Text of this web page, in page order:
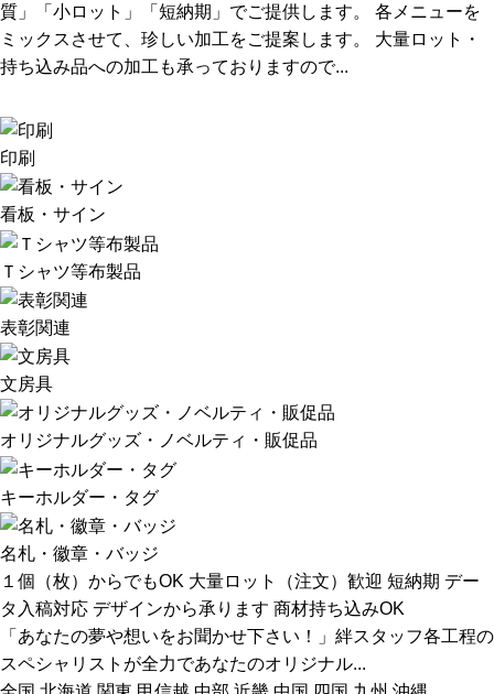
質」「小ロット」「短納期」でご提供します。 各メニューを
ミックスさせて、珍しい加工をご提案します。 大量ロット・
持ち込み品への加工も承っておりますので...
印刷
看板・サイン
Ｔシャツ等布製品
表彰関連
文房具
オリジナルグッズ・ノベルティ・販促品
キーホルダー・タグ
名札・徽章・バッジ
１個（枚）からでもOK 大量ロット（注文）歓迎 短納期 デー
タ入稿対応 デザインから承ります 商材持ち込みOK
「あなたの夢や想いをお聞かせ下さい！」絆スタッフ各工程の
スペシャリストが全力であなたのオリジナル...